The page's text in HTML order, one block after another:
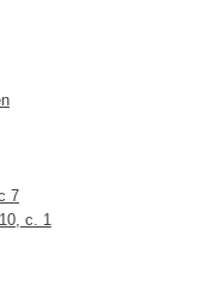
7
с. 1